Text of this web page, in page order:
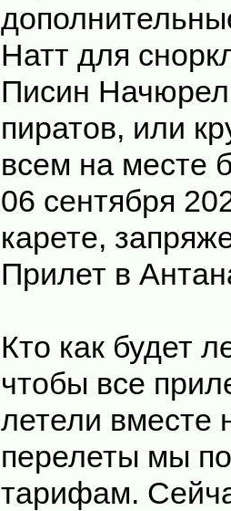
Натт для
Писин Начюрел
пиратов, или
всем на месте
06 сентября
карете,
Прилет в
Кто как будет
чтобы все
летели вместе
перелеты мы
тарифам.